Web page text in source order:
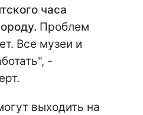
часа
Проблем
Все музеи и
-
выходить на